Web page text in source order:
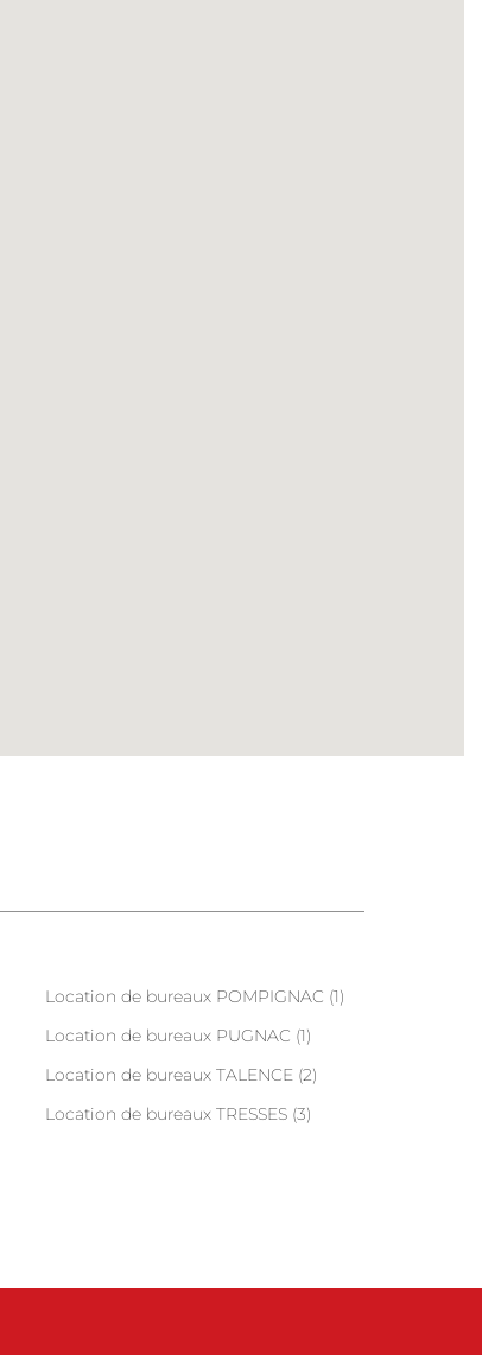
Location de bureaux POMPIGNAC (1)
Location de bureaux PUGNAC (1)
Location de bureaux TALENCE (2)
Location de bureaux TRESSES (3)